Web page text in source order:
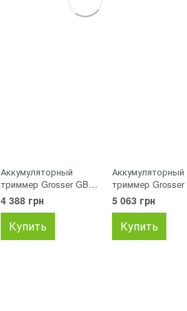
Аккумуляторный
триммер Grosser GBC
261-4
4 388 грн
Купить
Аккумуляторный
триммер Grosser
261-8
5 063 грн
Купить